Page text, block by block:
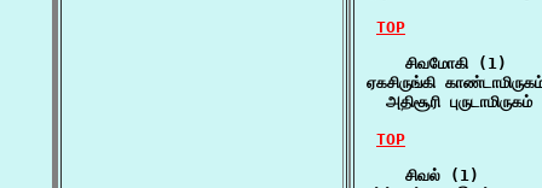
TOP
    சிவமோகி (1)
ஏகசிருங்கி
அதிசூரி
TOP
    சிவல் (1)